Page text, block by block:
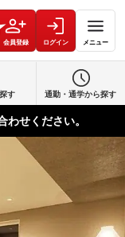
会員登録 ログイン メニュー
す 通勤・通学から探す
せください。